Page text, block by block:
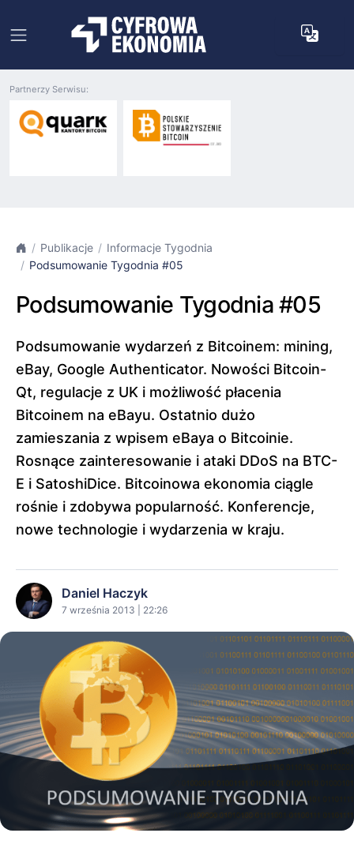
Partnerzy Serwisu:
Publikacje
Informacje Tygodnia
Podsumowanie Tygodnia #05
Podsumowanie Tygodnia #05
Podsumowanie wydarzeń z Bitcoinem: mining,
eBay, Google Authenticator. Nowości Bitcoin-
Qt, regulacje z UK i możliwość płacenia
Bitcoinem na eBayu. Ostatnio dużo
zamieszania z wpisem eBaya o Bitcoinie.
Rosnące zainteresowanie i ataki DDoS na BTC-
E i SatoshiDice. Bitcoinowa ekonomia ciągle
rośnie i zdobywa popularność. Konferencje,
nowe technologie i wydarzenia w kraju.
Daniel Haczyk
7 września 2013 | 22:26